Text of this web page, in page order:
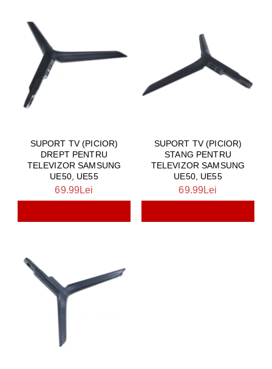
SUPORT TV (PICIOR)
DREPT PENTRU
TELEVIZOR SAMSUNG
UE50, UE55
69.99Lei
SUPORT TV (PICIOR)
STANG PENTRU
TELEVIZOR SAMSUNG
UE50, UE55
69.99Lei